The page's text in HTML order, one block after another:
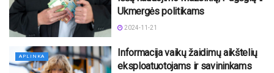
Ukmergės politikams
2024-11-21
APLINKA
Informacija vaikų žaidimų aikštelių
eksploatuotojams ir savininkams